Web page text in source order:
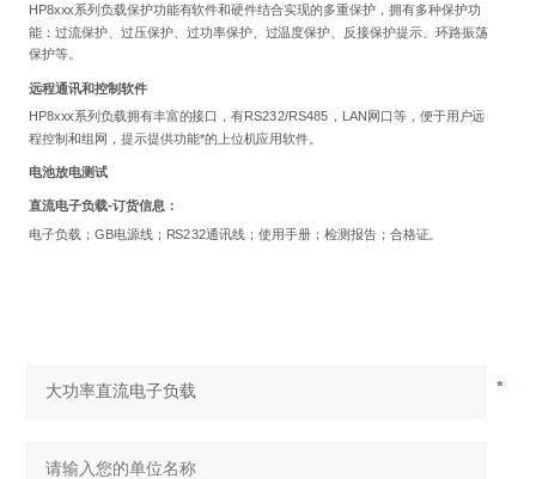
HP8xxx系列负载保护功能有软件和硬件结合实现的多重保护，拥有多种保护功
能：过流保护、过压保护、过功率保护、过温度保护、反接保护提示、环路振荡
保护等。
远程通讯和控制软件
HP8xxx系列负载拥有丰富的接口，有RS232/RS485，LAN网口等，便于用户远
程控制和组网，提示提供功能*的上位机应用软件。
电池放电测试
直流电子负载-订货信息：
电子负载；GB电源线；RS232通讯线；使用手册；检测报告；合格证。